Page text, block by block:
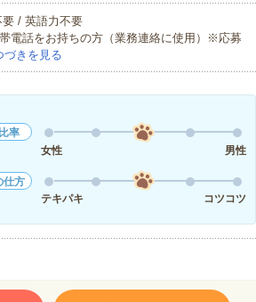
/ 英語力不要
話をお持ちの方（業務連絡に使用）※応募
づきを見る
率
女性
男性
仕方
テキパキ
コツコツ